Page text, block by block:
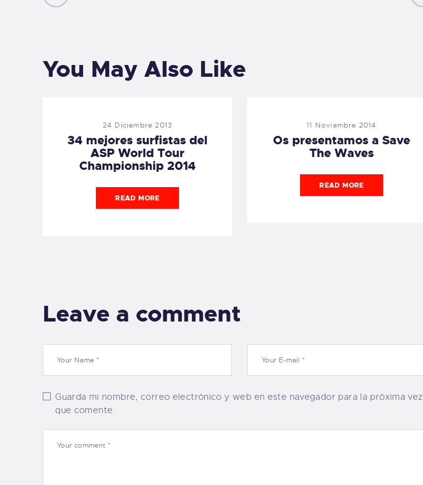
You May Also Like
24 Diciembre 2013
34 mejores surfistas del
ASP World Tour
Championship 2014
READ MORE
11 Noviembre 2014
Os presentamos a Save
The Waves
READ MORE
Leave a comment
Guarda mi nombre, correo electrónico y web en este navegador para la próxima vez
que comente.